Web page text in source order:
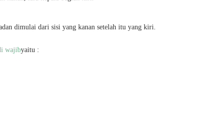
dimulai dari sisi yang kanan setelah itu yang kiri.
wajibyaitu :